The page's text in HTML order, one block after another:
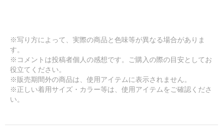
※写り方によって、実際の商品と色味等が異なる場合がありま
す。
※コメントは投稿者個人の感想です。ご購入の際の目安としてお
役立てください。
※販売期間外の商品は、使用アイテムに表示されません。
※正しい着用サイズ・カラー等は、使用アイテムをご確認くださ
い。